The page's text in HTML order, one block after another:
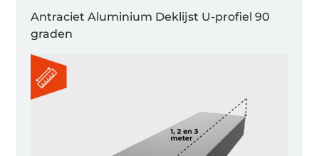
Antraciet Aluminium Deklijst U-profiel 90
graden